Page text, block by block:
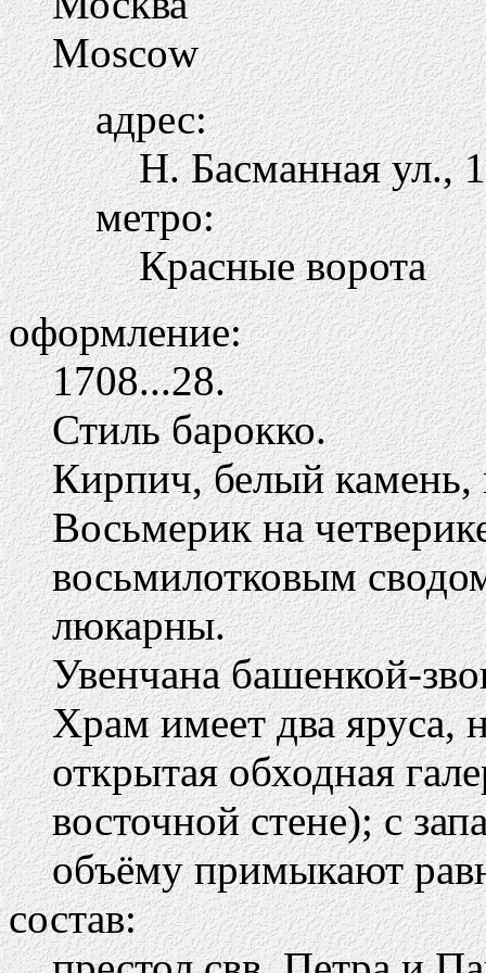
Moscow
адрес:
Н. Басманная ул.,
метро:
Красные ворота
оформление:
1708...28.
Стиль барокко.
Кирпич, белый камень,
Восьмерик на
восьмилотковым
люкарны.
Увенчана башенкой-
Храм имеет два яруса,
открытая обходная
восточной стене); с
объёму примыкают
состав: